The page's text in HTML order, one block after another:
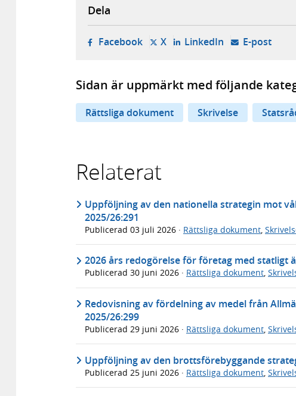
Dela
Facebook- öppnas i ny flik, extern
X- öppnas i ny flik, extern
LinkedIn- öppnas i ny
E-post-
Sidan är uppmärkt med följande
Rättsliga dokument Skrivelse
Relaterat
Uppföljning av den nationella strategin mot
2025/26:291
Publicerad 03 juli 2026 · Rättsliga dokument
2026 års redogörelse för företag med statligt
Publicerad 30 juni 2026 · Rättsliga dokument,
Redovisning av fördelning av medel från
2025/26:299
Publicerad 29 juni 2026 · Rättsliga dokument,
Uppföljning av den brottsförebyggande
Publicerad 25 juni 2026 · Rättsliga dokument